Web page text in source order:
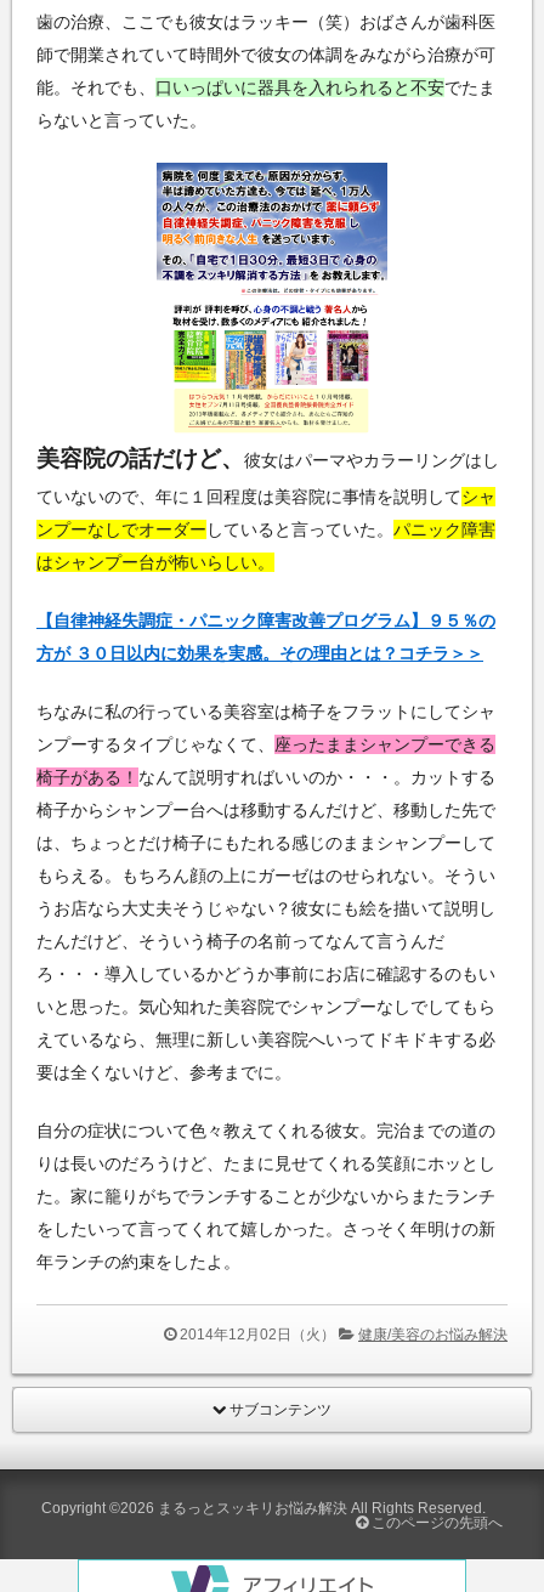
歯の治療、ここでも彼女はラッキー（笑）おばさんが歯科医
師で開業されていて時間外で彼女の体調をみながら治療が可
能。それでも、 口いっぱいに器具を入れられると不安でたま
らないと言っていた。
美容院の話だけど、
彼女はパーマやカラーリングはし
ていないので、年に１回程度は美容院に事情を説明してシャ
ンプーなしでオーダー していると言っていた。 パニック障害
はシャンプー台が怖いらしい。
【自律神経失調症・パニック障害改善プログラム】９５％の
方が ３０日以内に効果を実感。その理由とは？コチラ＞＞
ちなみに私の行っている美容室は椅子をフラットにしてシャ
ンプーするタイプじゃなくて、 座ったままシャンプーできる
椅子がある！ なんて説明すればいいのか・・・。カットする
椅子からシャンプー台へは移動するんだけど、移動した先で
は、ちょっとだけ椅子にもたれる感じのままシャンプーして
もらえる。もちろん顔の上にガーゼはのせられない。そうい
うお店なら大丈夫そうじゃない？彼女にも絵を描いて説明し
たんだけど、そういう椅子の名前ってなんて言うんだ
ろ・・・導入しているかどうか事前にお店に確認するのもい
いと思った。気心知れた美容院でシャンプーなしでしてもら
えているなら、無理に新しい美容院へいってドキドキする必
要は全くないけど、参考までに。
自分の症状について色々教えてくれる彼女。完治までの道の
りは長いのだろうけど、たまに見せてくれる笑顔にホッとし
た。家に籠りがちでランチすることが少ないからまたランチ
をしたいって言ってくれて嬉しかった。さっそく年明けの新
年ランチの約束をしたよ。
2014年12月02日（火） 健康/美容のお悩み解決
サブコンテンツ
Copyright ©2026 まるっとスッキリお悩み解決 All Rights Reserved.
このページの先頭へ